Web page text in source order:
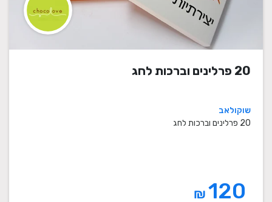
20 פרלינים וברכות לחג
שוקולאב
20 פרלינים וברכות לחג
₪